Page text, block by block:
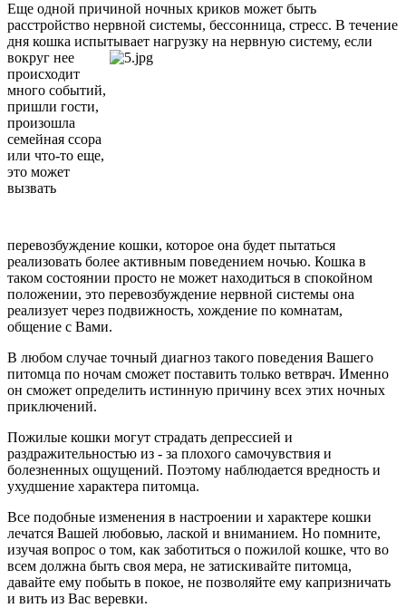
Еще одной причиной ночных криков может быть
расстройство нервной системы, бессонница, стресс. В течение
дня кошка испытывает нагрузку на нервную систему, если
вокруг нее
происходит
много событий,
пришли гости,
произошла
семейная ссора
или что-то еще,
это может
вызвать
перевозбуждение кошки, которое она будет пытаться
реализовать более активным поведением ночью. Кошка в
таком состоянии просто не может находиться в спокойном
положении, это перевозбуждение нервной системы она
реализует через подвижность, хождение по комнатам,
общение с Вами.
В любом случае точный диагноз такого поведения Вашего
питомца по ночам сможет поставить только ветврач. Именно
он сможет определить истинную причину всех этих ночных
приключений.
Пожилые кошки могут страдать депрессией и
раздражительностью из - за плохого самочувствия и
болезненных ощущений. Поэтому наблюдается вредность и
ухудшение характера питомца.
Все подобные изменения в настроении и характере кошки
лечатся Вашей любовью, лаской и вниманием. Но помните,
изучая вопрос о том, как заботиться о пожилой кошке, что во
всем должна быть своя мера, не затискивайте питомца,
давайте ему побыть в покое, не позволяйте ему капризничать
и вить из Вас веревки.